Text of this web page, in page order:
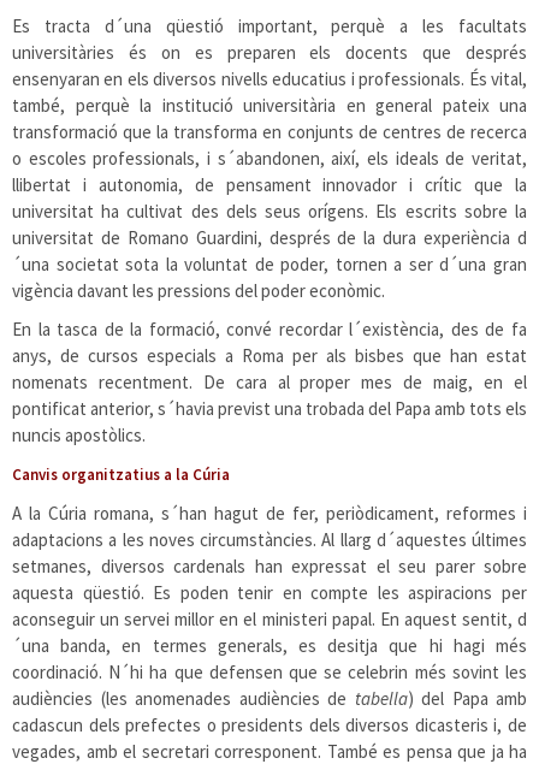
Es tracta d´una qüestió important, perquè a les facultats
universitàries és on es preparen els docents que després
ensenyaran en els diversos nivells educatius i professionals. És vital,
també, perquè la institució universitària en general pateix una
transformació que la transforma en conjunts de centres de recerca
o escoles professionals, i s´abandonen, així, els ideals de veritat,
llibertat i autonomia, de pensament innovador i crític que la
universitat ha cultivat des dels seus orígens. Els escrits sobre la
universitat de Romano Guardini, després de la dura experiència d
´una societat sota la voluntat de poder, tornen a ser d´una gran
vigència davant les pressions del poder econòmic.
En la tasca de la formació, convé recordar l´existència, des de fa
anys, de cursos especials a Roma per als bisbes que han estat
nomenats recentment. De cara al proper mes de maig, en el
pontificat anterior, s´havia previst una trobada del Papa amb tots els
nuncis apostòlics.
Canvis organitzatius a la Cúria
A la Cúria romana, s´han hagut de fer, periòdicament, reformes i
adaptacions a les noves circumstàncies. Al llarg d´aquestes últimes
setmanes, diversos cardenals han expressat el seu parer sobre
aquesta qüestió. Es poden tenir en compte les aspiracions per
aconseguir un servei millor en el ministeri papal. En aquest sentit, d
´una banda, en termes generals, es desitja que hi hagi més
coordinació. N´hi ha que defensen que se celebrin més sovint les
audiències (les anomenades audiències de tabella) del Papa amb
cadascun dels prefectes o presidents dels diversos dicasteris i, de
vegades, amb el secretari corresponent. També es pensa que ja ha